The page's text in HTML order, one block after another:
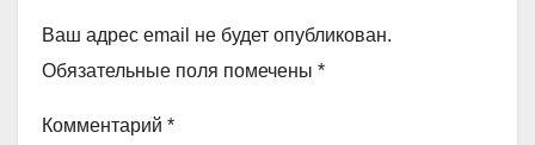
Ваш адрес email не будет опубликован.
Обязательные поля помечены *
Комментарий *